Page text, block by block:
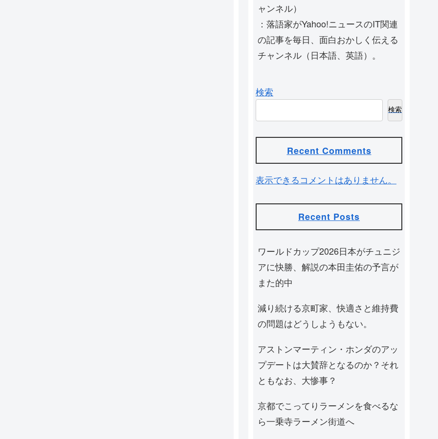
ャンネル）
：落語家がYahoo!ニュースのIT関連
の記事を毎日、面白おかしく伝える
チャンネル（日本語、英語）。
検索
検索
Recent Comments
表示できるコメントはありません。
Recent Posts
ワールドカップ2026日本がチュニジ
アに快勝、解説の本田圭佑の予言が
また的中
減り続ける京町家、快適さと維持費
の問題はどうしようもない。
アストンマーティン・ホンダのアッ
プデートは大賛辞となるのか？それ
ともなお、大惨事？
京都でこってりラーメンを食べるな
ら一乗寺ラーメン街道へ